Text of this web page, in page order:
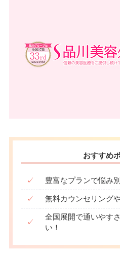
10：00
∣
19：00
∣
19：00
19：00
∣
19：00
おすすめ
✓ 豊富なプランで悩み
✓ 無料カウンセリング
✓
全国展開で通いやす
い！